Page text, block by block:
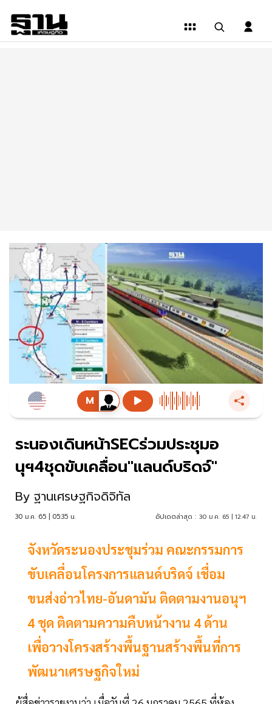
ระนองเดินหน้าSECร่วมประชุมอ
นุฯ4ชุดขับเคลื่อน"แลนด์บริดจ์"
By ฐานเศรษฐกิจดิจิทัล
30 ม.ค. 65 | 05:35 น. อัปเดตล่าสุด : 30 ม.ค. 65 | 12:47 น.
จังหวัดระนองประชุมร่วม คณะกรรมการ
ขับเคลื่อนโครงการแลนด์บริดจ์ เชื่อม
ขนส่งอ่าวไทย-อันดามัน ติดตามงานอนุฯ
4 ชุด ติดตามความคืบหน้างาน 4 ด้าน
เพื่อวางโครงสร้างพื้นฐานสร้างพื้นที่การ
พัฒนาเศรษฐกิจใหม่